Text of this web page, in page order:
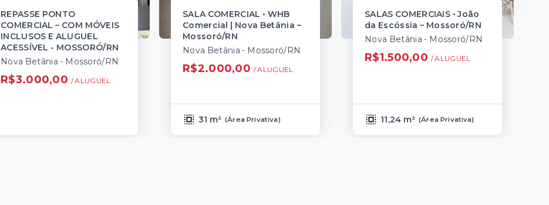
REPASSE PONTO
COMERCIAL – COM MÓVEIS
INCLUSOS E ALUGUEL
ACESSÍVEL - MOSSORÓ/RN
Nova Betânia - Mossoró/RN
R$3.000,00 / ALUGUEL
SALA COMERCIAL • WHB
Comercial | Nova Betânia –
Mossoró/RN
Nova Betânia - Mossoró/RN
R$2.000,00 / ALUGUEL
31 m² (Área Privativa)
SALAS COMERCIAIS • João
da Escóssia – Mossoró/RN
Nova Betânia - Mossoró/RN
R$1.500,00 / ALUGUEL
11,24 m² (Área Privativa)